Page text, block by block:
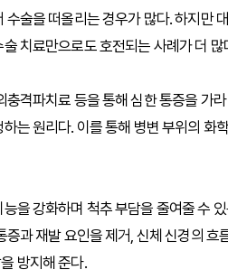
수술을 떠올리는 경우가 많다. 하지만
치료만으로도 호전되는 사례가 더 많
충격파치료 등을 통해 심한 통증을 가
는 원리다. 이를 통해 병변 부위의
을 강화하며 척추 부담을 줄여줄 수
과 재발 요인을 제거, 신체 신경의
방지해 준다.